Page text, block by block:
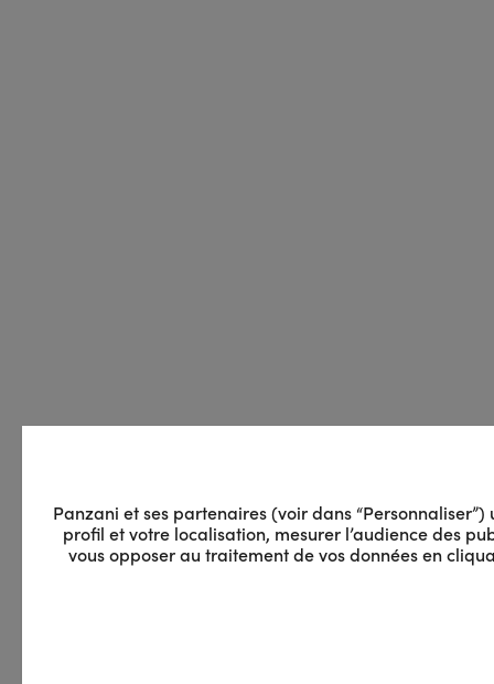
Panzani et ses partenaires (voir dans
profil et votre localisation, mesurer l’audience des
vous opposer au traitement de vos données en